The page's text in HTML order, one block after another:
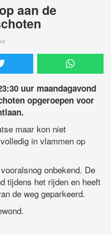
aan de
uur maandagavond
opgeroepen voor
maar kon niet
in vlammen op
onbekend. De
tijdens het rijden en heeft
de weg geparkeerd.